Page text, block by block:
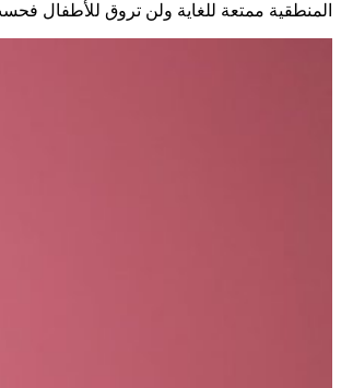
المنطقية ممتعة للغاية ولن تروق للأطفال